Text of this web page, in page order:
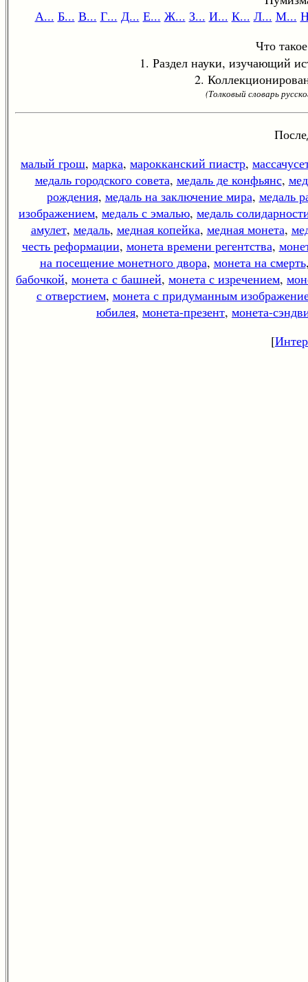
А... Б... В... Г... Д... Е... Ж... З... И... К... Л... М...
Что
1. Раздел науки, изучающий
2.
(Толковый словарь
малый грош, марка, марокканский пиастр,
медаль городского совета, медаль де конфьянс,
рождения, медаль на заключение мира, медаль
изображением, медаль с эмалью, медаль
амулет, медаль, медная копейка, медная монета,
честь реформации, монета времени регентства,
на посещение монетного двора, монета на смерть
бабочкой, монета с башней, монета с изречением,
с отверстием, монета с придуманным
юбилея, монета-презент, монета-
[